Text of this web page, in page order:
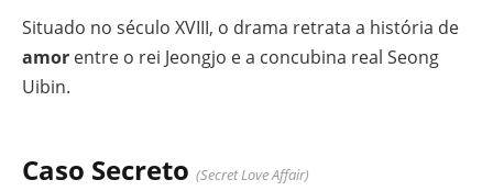
Situado no século XVIII, o drama retrata a história de
amor entre o rei Jeongjo e a concubina real Seong
Uibin.
Caso Secreto (Secret Love Affair)